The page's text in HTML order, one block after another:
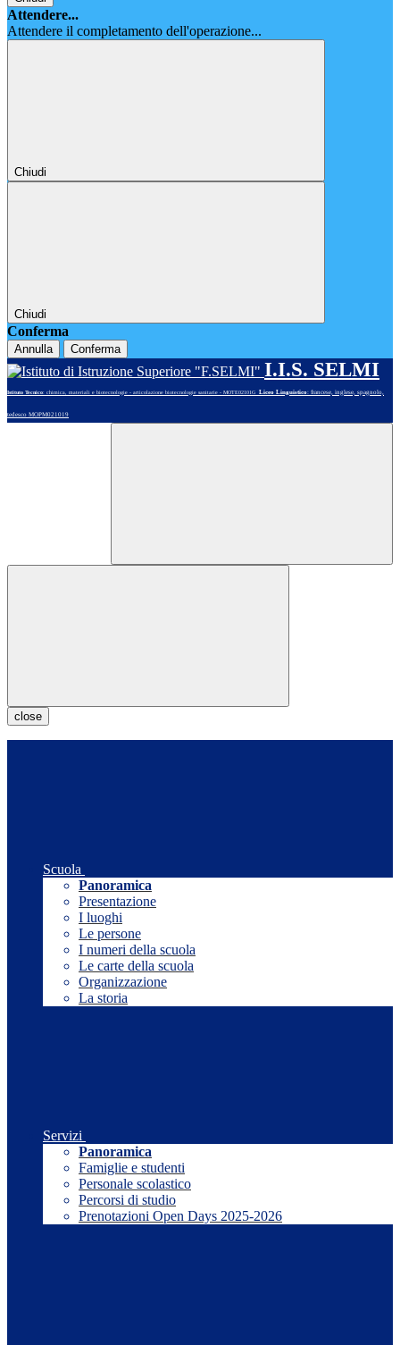
Attendere...
Attendere il completamento dell'operazione...
Chiudi
Chiudi
Conferma
Annulla Conferma
I.I.S. SELMI
Istituto Tecnico: chimica, materiali e biotecnologie - articolazione biotecnologie sanitarie - MOTE02101G Liceo Linguistico: francese, inglese, spagnolo,
tedesco MOPM021019
close
Scuola
Panoramica
Presentazione
I luoghi
Le persone
I numeri della scuola
Le carte della scuola
Organizzazione
La storia
Servizi
Panoramica
Famiglie e studenti
Personale scolastico
Percorsi di studio
Prenotazioni Open Days 2025-2026